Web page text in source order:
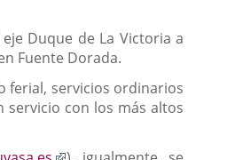
Duque de La Victoria a
Fuente Dorada.
ferial, servicios ordinarios
con los más altos